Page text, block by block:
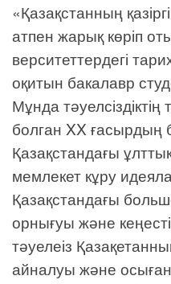
«Қазақстанның
атпен жарық көріп
верситеттердегі
оқитын бакалавр
Мұнда
болган XX ғасырдың
Қазақстандағы
мемлекет кұру
Қазақстандағы
орнығуы және
тәуелеіз
айналуы және